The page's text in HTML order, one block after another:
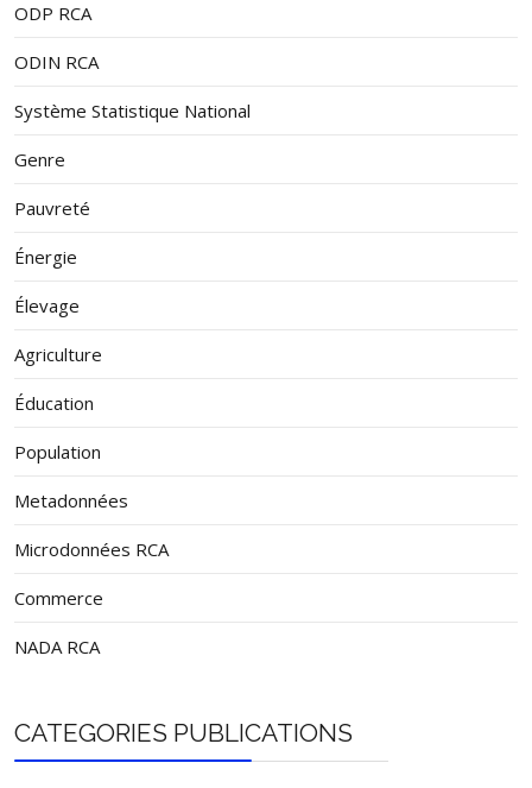
ODP RCA
ODIN RCA
Système Statistique National
Genre
Pauvreté
Énergie
Élevage
Agriculture
Éducation
Population
Metadonnées
Microdonnées RCA
Commerce
NADA RCA
CATEGORIES PUBLICATIONS